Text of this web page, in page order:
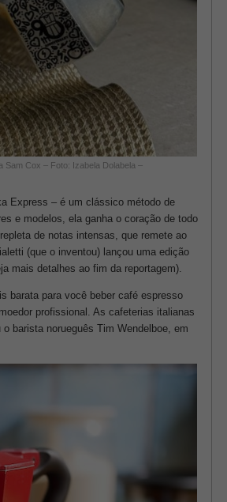
Sam Cox – Foto: Izabela Dolabela –
Express – é um clássico método de
e modelos, ela ganha o coração de todo
de notas intensas, que remete ao
(que o inventou) lançou uma edição
mais detalhes ao fim da reportagem).
barata para você beber café espresso
profissional. As cafeterias italianas
barista norueguês Tim Wendelboe, em